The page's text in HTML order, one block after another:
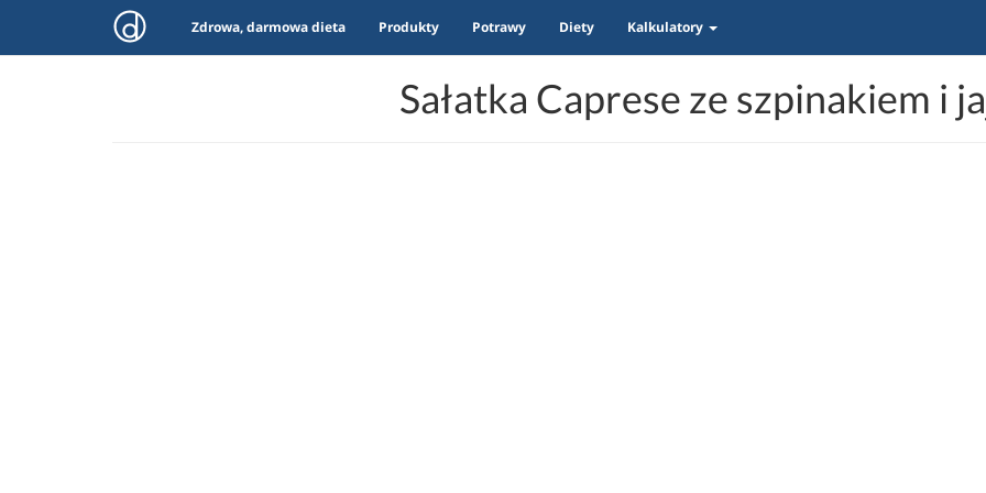
Zdrowa, darmowa dieta Produkty Potrawy Diety Kalkulatory
Sałatka Caprese ze szpinakiem i